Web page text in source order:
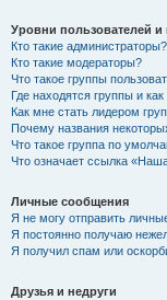
Уровни пользователей и
Кто такие администраторы?
Кто такие модераторы?
Что такое группы
Где находятся группы и
Как мне стать лидером
Почему названия
Что такое группа по
Что означает ссылка
Личные сообщения
Я не могу отправить
Я постоянно получаю
Я получил спам или
Друзья и недруги